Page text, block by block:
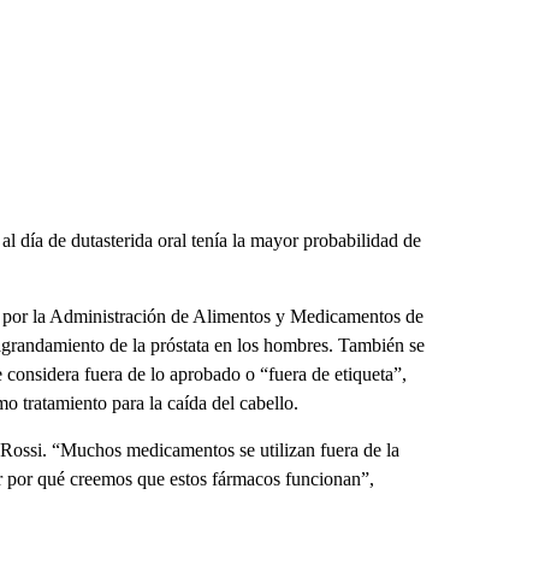
día de dutasterida oral tenía la mayor probabilidad de
la Administración de Alimentos y Medicamentos de
de la próstata en los hombres. También se
fuera de lo aprobado o “fuera de etiqueta”,
tratamiento para la caída del cabello.
“Muchos medicamentos se utilizan fuera de la
qué creemos que estos fármacos funcionan”,